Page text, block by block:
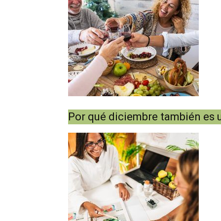
Por qué diciembre también